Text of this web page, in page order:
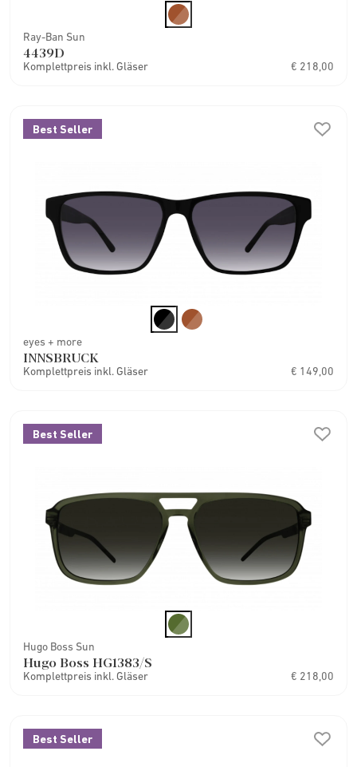
Ray-Ban Sun
4439D
Komplettpreis inkl. Gläser € 218,00
Best Seller
eyes + more
INNSBRUCK
Komplettpreis inkl. Gläser € 149,00
Best Seller
Hugo Boss Sun
Hugo Boss HG1383/S
Komplettpreis inkl. Gläser € 218,00
Best Seller